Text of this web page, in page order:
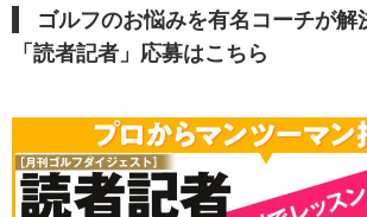
ゴルフのお悩みを有名コーチが解
「読者記者」応募はこちら